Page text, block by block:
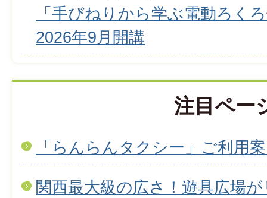
「手びねりから学ぶ電動ろく
2026年9月開講
注目ペー
「らんらんタクシー」ご利用
関西最大級の広さ！遊具広場